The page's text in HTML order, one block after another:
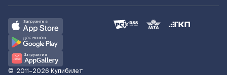
© 2011–2026 Купибилет